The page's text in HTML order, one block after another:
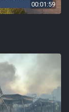
00:01:59